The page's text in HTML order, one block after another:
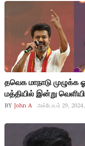
தவெக மாநாடு முழுக்க
மத்தியில் இன்று
BY John A அக்டோபர் 29,